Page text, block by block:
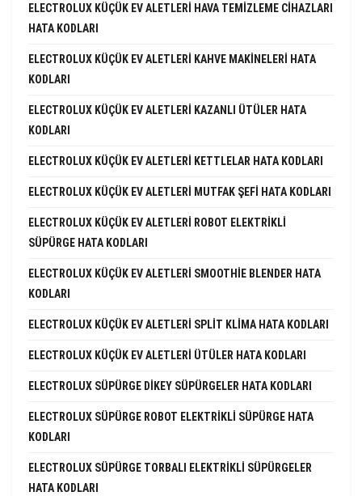
ELECTROLUX KÜÇÜK EV ALETLERI HAVA TEMIZLEME CIHAZLARI
HATA KODLARI
ELECTROLUX KÜÇÜK EV ALETLERI KAHVE MAKINELERI HATA
KODLARI
ELECTROLUX KÜÇÜK EV ALETLERI KAZANLI ÜTÜLER HATA
KODLARI
ELECTROLUX KÜÇÜK EV ALETLERI KETTLELAR HATA KODLARI
ELECTROLUX KÜÇÜK EV ALETLERI MUTFAK ŞEFI HATA KODLARI
ELECTROLUX KÜÇÜK EV ALETLERI ROBOT ELEKTRIKLI
SÜPÜRGE HATA KODLARI
ELECTROLUX KÜÇÜK EV ALETLERI SMOOTHIE BLENDER HATA
KODLARI
ELECTROLUX KÜÇÜK EV ALETLERI SPLIT KLIMA HATA KODLARI
ELECTROLUX KÜÇÜK EV ALETLERI ÜTÜLER HATA KODLARI
ELECTROLUX SÜPÜRGE DIKEY SÜPÜRGELER HATA KODLARI
ELECTROLUX SÜPÜRGE ROBOT ELEKTRIKLI SÜPÜRGE HATA
KODLARI
ELECTROLUX SÜPÜRGE TORBALI ELEKTRIKLI SÜPÜRGELER
HATA KODLARI